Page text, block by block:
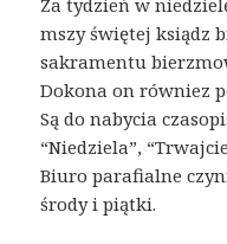
mszy świętej ksiądz
sakramentu
Dokona on równiez
Są do nabycia
“Niedziela”,
Biuro parafialne
środy i piątki.